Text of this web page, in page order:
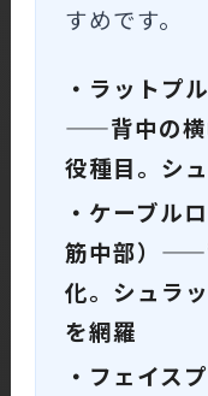
すめです。
・ラットプ
——背中の横
役種目。シ
・ケーブル
筋中部）——
化。シュラ
を網羅
・フェイス